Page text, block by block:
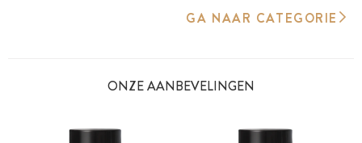
GA NAAR CATEGORIE
ONZE AANBEVELINGEN